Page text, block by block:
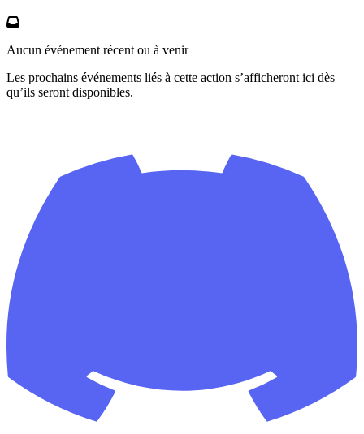
Aucun événement récent ou à venir
Les prochains événements liés à cette action s’afficheront ici dès
qu’ils seront disponibles.